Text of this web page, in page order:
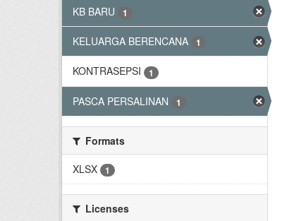
KB BARU 1
KELUARGA BERENCANA 1
KONTRASEPSI 1
PASCA PERSALINAN 1
Formats
XLSX
1
Licenses